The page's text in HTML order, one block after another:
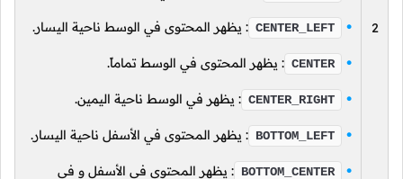
2
CENTER_LEFT : يظهر المحتوى في الوسط ناحية اليسار.
CENTER : يظهر المحتوى في الوسط تماماً.
CENTER_RIGHT : يظهر في الوسط ناحية اليمين.
BOTTOM_LEFT : يظهر المحتوى في الأسفل ناحية اليسار.
BOTTOM_CENTER : يظهر المحتوى في الأسفل و في